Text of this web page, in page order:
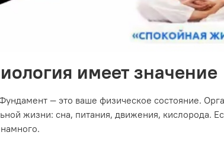
имеет значение
— это ваше физическое состояние.
жизни: сна, питания, движения, кислорода.